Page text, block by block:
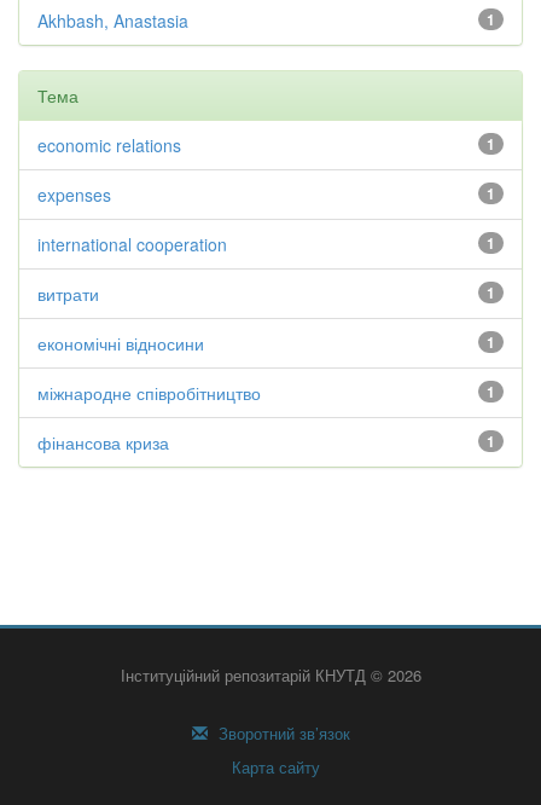
1
Akhbash, Anastasia
Тема
1
economic relations
1
expenses
1
international cooperation
1
витрати
1
економічні відносини
1
міжнародне співробітництво
1
фінансова криза
Інституційний репозитарій КНУТД © 2026
Зворотний зв’язок
Карта сайту